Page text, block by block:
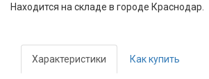
Находится на складе в городе Краснодар
Характеристики Как купить